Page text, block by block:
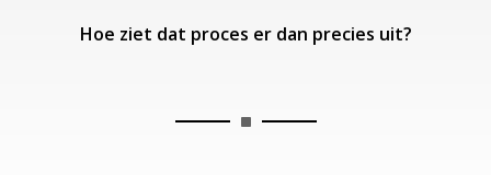
Hoe ziet dat proces er dan precies uit?